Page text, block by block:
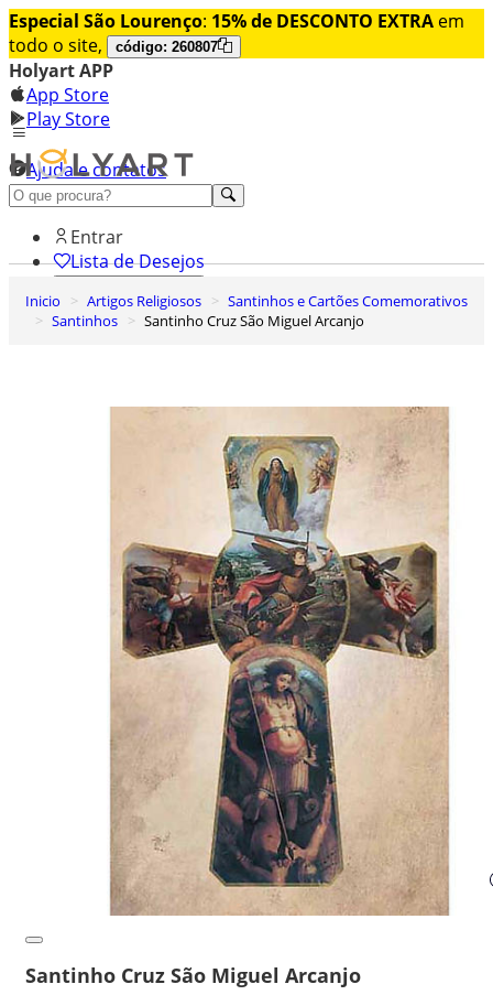
Especial São Lourenço: 15% de DESCONTO EXTRA em
todo o site,
código: 260807
Holyart APP
App Store
Play Store
Ajuda e contatos
Conheça premium
Entrar
Lista de Desejos
0
Carrinho de Compras
Inicio Artigos Religiosos
Santinhos e Cartões Comemorativos
Santinhos
Santinho Cruz São Miguel Arcanjo
Santinho Cruz São Miguel Arcanjo